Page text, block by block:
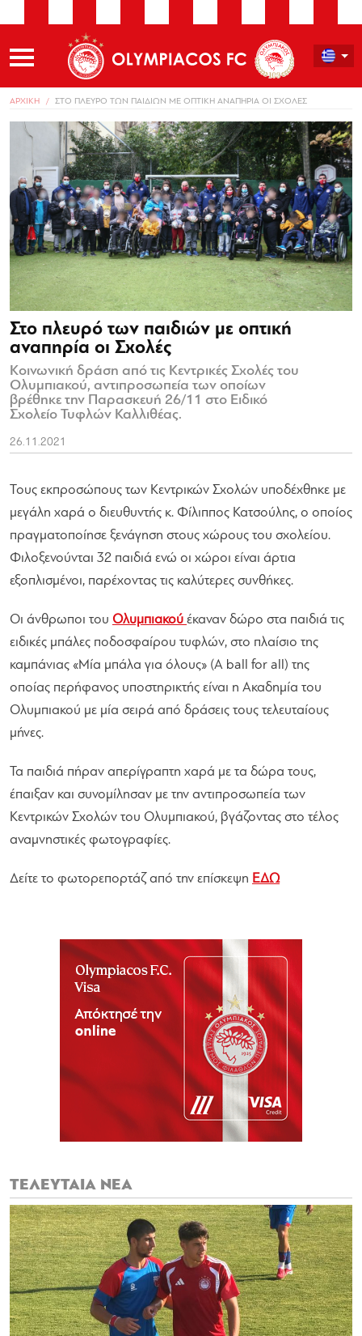
ΑΡΧΙΚΗ ΣΤΟ ΠΛΕΥΡΟ ΤΩΝ ΠΑΙΔΙΩΝ ΜΕ ΟΠΤΙΚΗ ΑΝΑΠΗΡΙΑ ΟΙ ΣΧΟΛΕΣ
Στο πλευρό των παιδιών με οπτική
αναπηρία οι Σχολές
Κοινωνική δράση από τις Κεντρικές Σχολές του
Ολυμπιακού, αντιπροσωπεία των οποίων
βρέθηκε την Παρασκευή 26/11 στο Ειδικό
Σχολείο Τυφλών Καλλιθέας.
26.11.2021
Τους εκπροσώπους των Κεντρικών Σχολών υποδέχθηκε με
μεγάλη χαρά ο διευθυντής κ. Φίλιππος Κατσούλης, ο οποίος
πραγματοποίησε ξενάγηση στους χώρους του σχολείου.
Φιλοξενούνται 32 παιδιά ενώ οι χώροι είναι άρτια
εξοπλισμένοι, παρέχοντας τις καλύτερες συνθήκες.
Οι άνθρωποι του Ολυμπιακού έκαναν δώρο στα παιδιά τις
ειδικές μπάλες ποδοσφαίρου τυφλών, στο πλαίσιο της
καμπάνιας «Μία μπάλα για όλους» (A ball for all) της
οποίας περήφανος υποστηρικτής είναι η Ακαδημία του
Ολυμπιακού με μία σειρά από δράσεις τους τελευταίους
μήνες.
Τα παιδιά πήραν απερίγραπτη χαρά με τα δώρα τους,
έπαιξαν και συνομίλησαν με την αντιπροσωπεία των
Κεντρικών Σχολών του Ολυμπιακού, βγάζοντας στο τέλος
αναμνηστικές φωτογραφίες.
Δείτε το φωτορεπορτάζ από την επίσκεψη ΕΔΩ
ΤΕΛΕΥΤΑΙΑ ΝΕΑ